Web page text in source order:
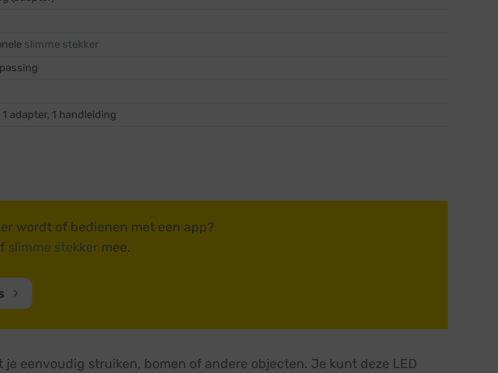
slimme stekker
adapter, 1 handleiding
wordt of bedienen met een app?
slimme stekker mee.
eenvoudig struiken, bomen of andere objecten. Je kunt deze LED